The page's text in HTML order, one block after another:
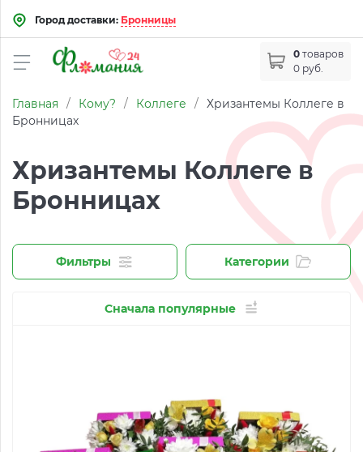
Город доставки: Бронницы
0 товаров
0 руб.
Главная / Кому? / Коллеге / Хризантемы Коллеге в
Бронницах
Хризантемы Коллеге в
Бронницах
Фильтры Категории
Сначала популярные